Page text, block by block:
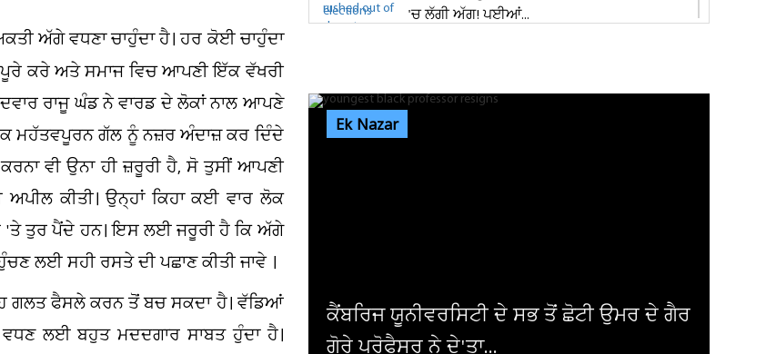
ਅੱਗੇ ਵਧਣਾ ਚਾਹੁੰਦਾ ਹੈ। ਹਰ ਕੋਈ ਚਾਹੁੰਦਾ
ਕਰੇ ਅਤੇ ਸਮਾਜ ਵਿਚ ਆਪਣੀ ਇੱਕ ਵੱਖਰੀ
ਰਾਜੂ ਘੰਡ ਨੇ ਵਾਰਡ ਦੇ ਲੋਕਾਂ ਨਾਲ ਆਪਣੇ
ਮਹੱਤਵਪੂਰਨ ਗੱਲ ਨੂੰ ਨਜ਼ਰ ਅੰਦਾਜ਼ ਕਰ ਦਿੰਦੇ
ਵੀ ਉਨਾ ਹੀ ਜ਼ਰੂਰੀ ਹੈ, ਸੋ ਤੁਸੀਂ ਆਪਣੀ
ਕੀਤੀ। ਉਨ੍ਹਾਂ ਕਿਹਾ ਕਈ ਵਾਰ ਲੋਕ
'ਤੇ ਤੁਰ ਪੈਂਦੇ ਹਨ। ਇਸ ਲਈ ਜਰੂਰੀ ਹੈ ਕਿ ਅੱਗੇ
ਲਈ ਸਹੀ ਰਸਤੇ ਦੀ ਪਛਾਣ ਕੀਤੀ ਜਾਵੇ ।
ਗਲਤ ਫੈਸਲੇ ਕਰਨ ਤੋਂ ਬਚ ਸਕਦਾ ਹੈ। ਵੱਡਿਆਂ
ਲਈ ਬਹੁਤ ਮਦਦਗਾਰ ਸਾਬਤ ਹੁੰਦਾ ਹੈ।
'ਚ ਲੱਗੀ ਅੱਗ! ਪਈਆਂ...
Ek Nazar
ਕੈਂਬਰਿਜ ਯੂਨੀਵਰਸਿਟੀ ਦੇ ਸਭ ਤੋਂ ਛੋਟੀ ਉਮਰ ਦੇ ਗੈਰ
ਗੋਰੇ ਪ੍ਰੋਫੈਸਰ ਨੇ ਦੇ'ਤਾ...
ਅਮਰੀਕਾ ਨੇ ਇਰਾਕੀ ਏਅਰਾਲਾਈਨ ਤੋਂ ਹਟਾਈ
ਪਾਬੰਦੀ